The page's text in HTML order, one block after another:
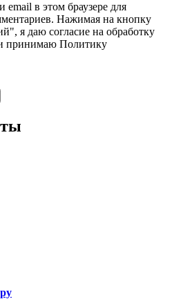
в этом браузере для
Нажимая на кнопку
я даю согласие на обработку
принимаю Политику